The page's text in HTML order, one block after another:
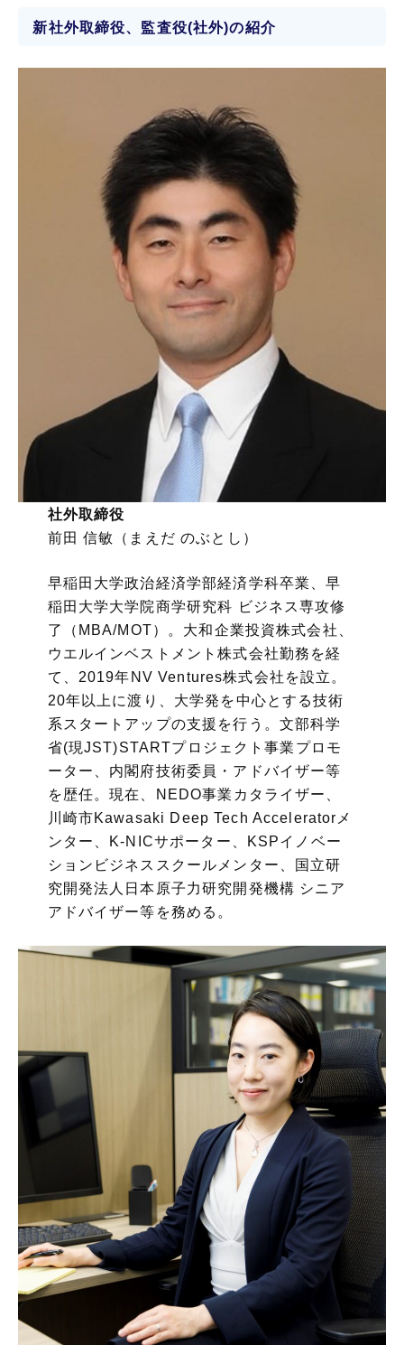
新社外取締役、監査役(社外)の紹介
社外取締役
前田 信敏（まえだ のぶとし）
早稲田大学政治経済学部経済学科卒業、早
稲田大学大学院商学研究科 ビジネス専攻修
了（MBA/MOT）。大和企業投資株式会社、
ウエルインベストメント株式会社勤務を経
て、2019年NV Ventures株式会社を設立。
20年以上に渡り、大学発を中心とする技術
系スタートアップの支援を行う。文部科学
省(現JST)STARTプロジェクト事業プロモ
ーター、内閣府技術委員・アドバイザー等
を歴任。現在、NEDO事業カタライザー、
川崎市Kawasaki Deep Tech Acceleratorメ
ンター、K-NICサポーター、KSPイノベー
ションビジネススクールメンター、国立研
究開発法人日本原子力研究開発機構 シニア
アドバイザー等を務める。